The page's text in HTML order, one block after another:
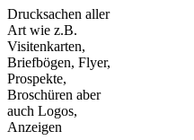
Drucksachen aller
Art wie z.B.
Visitenkarten,
Briefbögen, Flyer,
Prospekte,
Broschüren aber
auch Logos,
Anzeigen